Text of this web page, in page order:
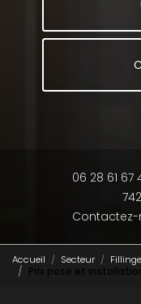
06 28 61 67
Contactez-
Accueil Secteur
Prix pose et